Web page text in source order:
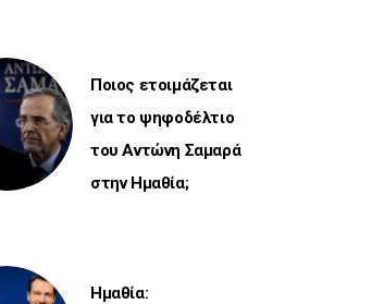
Ποιος ετοιμάζεται
για το ψηφοδέλτιο
του Αντώνη Σαμαρά
στην Ημαθία;
Ημαθία: